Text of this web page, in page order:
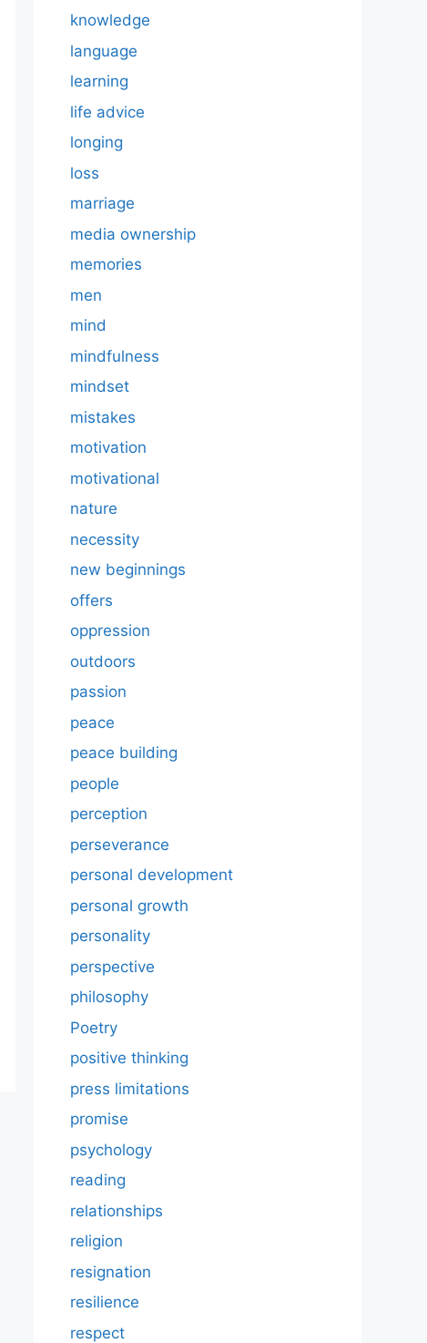
knowledge
language
learning
life advice
longing
loss
marriage
media ownership
memories
men
mind
mindfulness
mindset
mistakes
motivation
motivational
nature
necessity
new beginnings
offers
oppression
outdoors
passion
peace
peace building
people
perception
perseverance
personal development
personal growth
personality
perspective
philosophy
Poetry
positive thinking
press limitations
promise
psychology
reading
relationships
religion
resignation
resilience
respect